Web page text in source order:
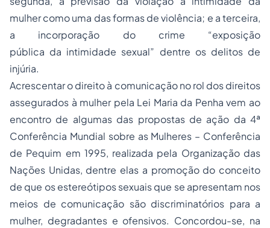
mulher como uma das formas de violência; e a terceira,
a incorporação do crime “exposição
pública da intimidade sexual” dentre os delitos de
injúria.
Acrescentar o direito à comunicação no rol dos direitos
assegurados à mulher pela Lei Maria da Penha vem ao
encontro de algumas das propostas de ação da 4ª
Conferência Mundial sobre as Mulheres – Conferência
de Pequim em 1995, realizada pela Organização das
Nações Unidas, dentre elas a promoção do conceito
de que os estereótipos sexuais que se apresentam nos
meios de comunicação são discriminatórios para a
mulher, degradantes e ofensivos. Concordou-se, na